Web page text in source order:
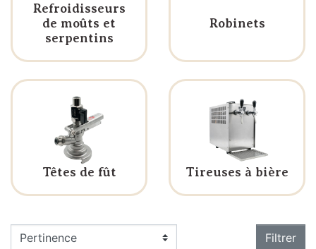
Refroidisseurs
de moûts et
serpentins
Robinets
Têtes de fût Tireuses à bière
Filtrer